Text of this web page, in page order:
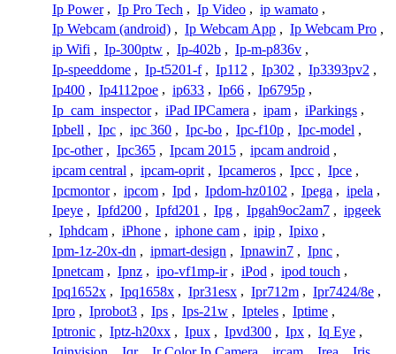
Ip Power , Ip Pro Tech , Ip Video , ip wamato ,
Ip Webcam (android) , Ip Webcam App , Ip Webcam Pro ,
ip Wifi , Ip-300ptw , Ip-402b , Ip-m-p836v ,
Ip-speeddome , Ip-t5201-f , Ip112 , Ip302 , Ip3393pv2 ,
Ip400 , Ip4112poe , ip633 , Ip66 , Ip6795p ,
Ip_cam_inspector , iPad IPCamera , ipam , iParkings ,
Ipbell , Ipc , ipc 360 , Ipc-bo , Ipc-f10p , Ipc-model ,
Ipc-other , Ipc365 , Ipcam 2015 , ipcam android ,
ipcam central , ipcam-oprit , Ipcameros , Ipcc , Ipce ,
Ipcmontor , ipcom , Ipd , Ipdom-hz0102 , Ipega , ipela ,
Ipeye , Ipfd200 , Ipfd201 , Ipg , Ipgah9oc2am7 , ipgeek
, Iphdcam , iPhone , iphone cam , ipip , Ipixo ,
Ipm-1z-20x-dn , ipmart-design , Ipnawin7 , Ipnc ,
Ipnetcam , Ipnz , ipo-vf1mp-ir , iPod , ipod touch ,
Ipq1652x , Ipq1658x , Ipr31esx , Ipr712m , Ipr7424/8e ,
Ipro , Iprobot3 , Ips , Ips-21w , Ipteles , Iptime ,
Iptronic , Iptz-h20xx , Ipux , Ipvd300 , Ipx , Iq Eye ,